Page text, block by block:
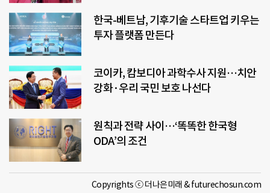
한국-베트남, 기후기술 스타트업 키우는
투자 플랫폼 만든다
코이카, 캄보디아 과학수사 지원…치안
강화·우리 국민 보호 나선다
원칙과 전략 사이…‘똑똑한 한국형
ODA’의 조건
Copyrights ⓒ 더나은미래 & futurechosun.com